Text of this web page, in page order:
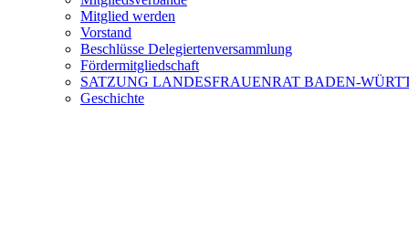
Mitglied werden
Vorstand
Beschlüsse Delegiertenversammlung
Fördermitgliedschaft
SATZUNG LANDESFRAUENRAT BADEN-
Geschichte